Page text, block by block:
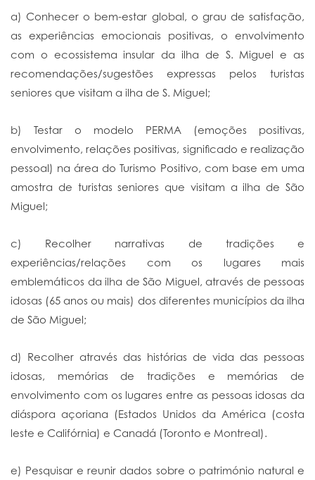
a) Conhecer o bem-estar global, o grau de satisfação,
as experiências emocionais positivas, o envolvimento
com o ecossistema insular da ilha de S. Miguel e as
recomendações/sugestões expressas pelos turistas
seniores que visitam a ilha de S. Miguel;
b) Testar o modelo PERMA (emoções positivas,
envolvimento, relações positivas, significado e realização
pessoal) na área do Turismo Positivo, com base em uma
amostra de turistas seniores que visitam a ilha de São
Miguel;
c) Recolher narrativas de tradições e
experiências/relações com os lugares mais
emblemáticos da ilha de São Miguel, através de pessoas
idosas (65 anos ou mais) dos diferentes municípios da ilha
de São Miguel;
d) Recolher através das histórias de vida das pessoas
idosas, memórias de tradições e memórias de
envolvimento com os lugares entre as pessoas idosas da
diáspora açoriana (Estados Unidos da América (costa
leste e Califórnia) e Canadá (Toronto e Montreal).
e) Pesquisar e reunir dados sobre o património natural e